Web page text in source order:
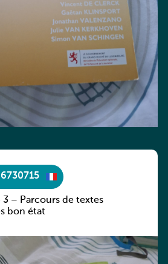
3 – Parcours de textes
bon état